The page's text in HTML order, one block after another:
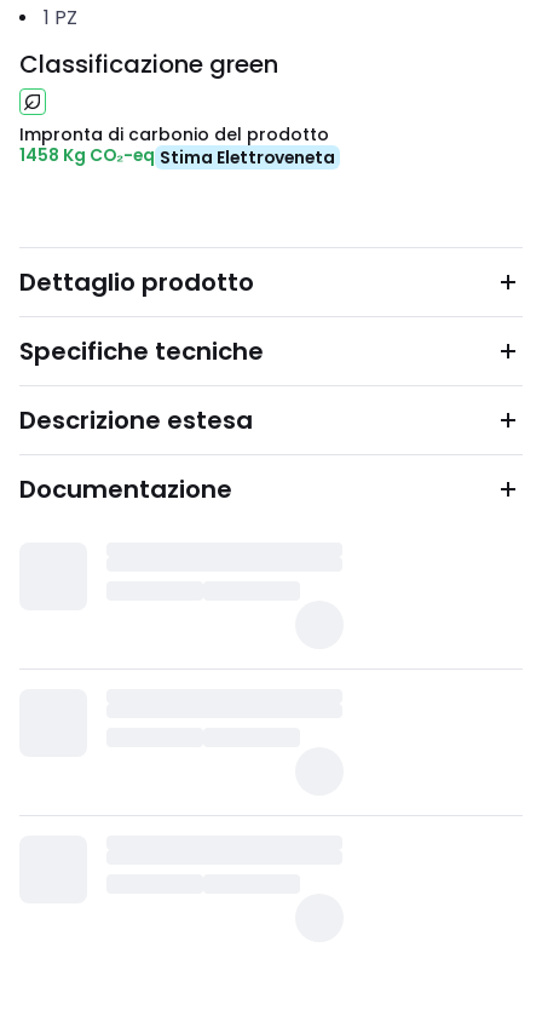
1 PZ
Classificazione green
Impronta di carbonio del prodotto
1458 Kg CO₂-eq Stima Elettroveneta
Dettaglio prodotto
Specifiche tecniche
Descrizione estesa
Documentazione